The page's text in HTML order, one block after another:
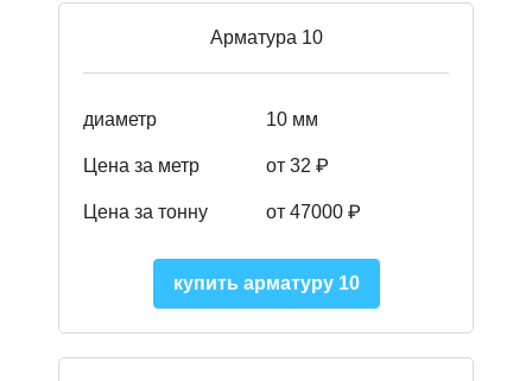
Арматура 10
диаметр 10 мм
Цена за метр от 32 ₽
Цена за тонну от 47000 ₽
купить арматуру 10